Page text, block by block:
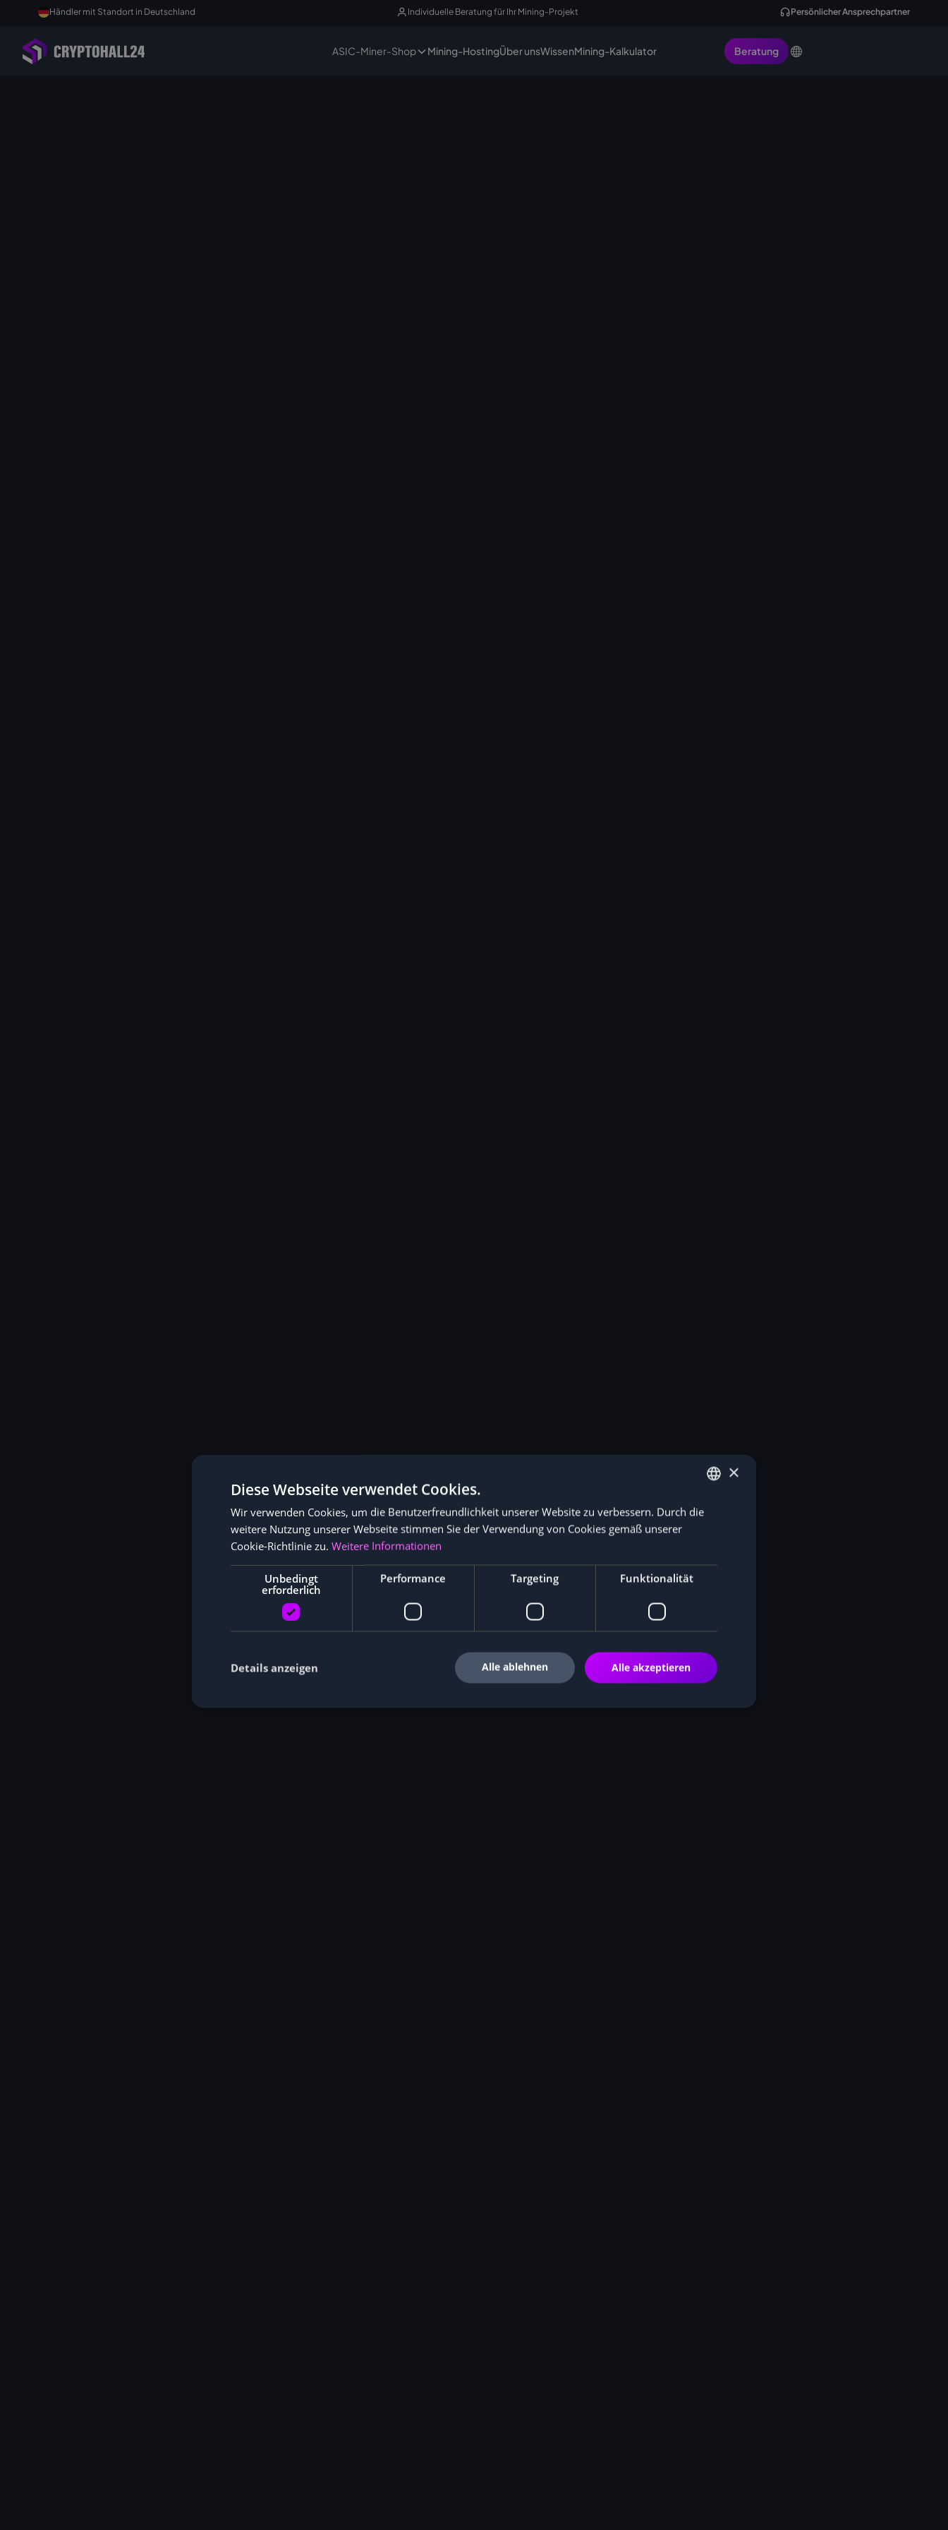
Händler mit Standort in Deutschland Individuelle Beratung für Ihr Mining-Projekt Persönlicher Ansprechpartner
ASIC-Miner-Shop Mining-HostingÜber unsWissenMining-Kalkulator Beratung
GERMAN
×
Diese Webseite verwendet Cookies.
Wir verwenden Cookies, um die Benutzerfreundlichkeit unserer Website zu verbessern. Durch die
weitere Nutzung unserer Webseite stimmen Sie der Verwendung von Cookies gemäß unserer
Cookie-Richtlinie zu. Weitere Informationen
Unbedingt
erforderlich
Performance Targeting Funktionalität
Alle akzeptieren
Alle ablehnen
Details anzeigen